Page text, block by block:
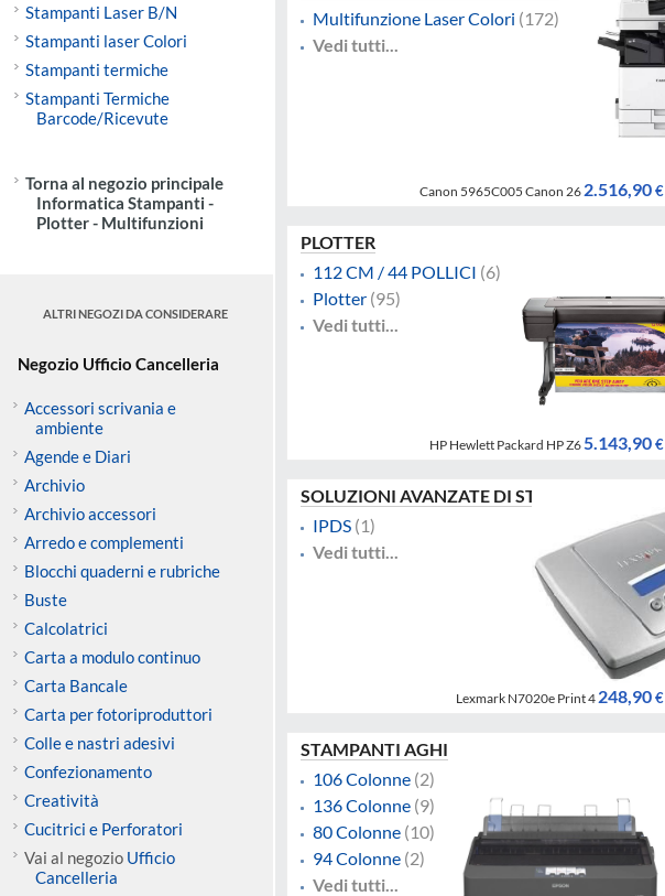
Stampanti Laser B/N
Stampanti laser Colori
Stampanti termiche
Stampanti Termiche
Barcode/Ricevute
Torna al negozio principale
Informatica Stampanti -
Plotter - Multifunzioni
ALTRI NEGOZI DA CONSIDERARE
Negozio Ufficio Cancelleria
Accessori scrivania e
ambiente
Agende e Diari
Archivio
Archivio accessori
Arredo e complementi
Blocchi quaderni e rubriche
Buste
Calcolatrici
Carta a modulo continuo
Carta Bancale
Carta per fotoriproduttori
Colle e nastri adesivi
Confezionamento
Creatività
Cucitrici e Perforatori
Vai al negozio Ufficio
Cancelleria
Multifunzione Laser Colori (172)
Vedi tutti...
Canon 5965C005 Canon 262.516,90€
PLOTTER
112 CM / 44 POLLICI (6)
Plotter (95)
Vedi tutti...
HP Hewlett Packard HP Z65.143,90€
SOLUZIONI AVANZATE DI STAMPA
IPDS (1)
Vedi tutti...
Lexmark N7020e Print 4248,90€
STAMPANTI AGHI
106 Colonne (2)
136 Colonne (9)
80 Colonne (10)
94 Colonne (2)
Vedi tutti...